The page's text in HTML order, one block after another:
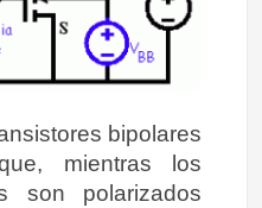
bipolares
mientras los
son polarizados